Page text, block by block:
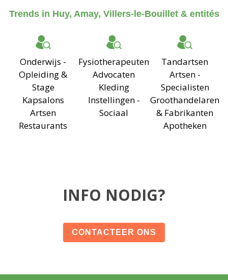
Trends in Huy, Amay, Villers-le-Bouillet & entités
Onderwijs -
Opleiding &
Stage
Kapsalons
Artsen
Restaurants
Fysiotherapeuten
Advocaten
Kleding
Instellingen -
Sociaal
Tandartsen
Artsen -
Specialisten
Groothandelaren
& Fabrikanten
Apotheken
INFO NODIG?
CONTACTEER ONS